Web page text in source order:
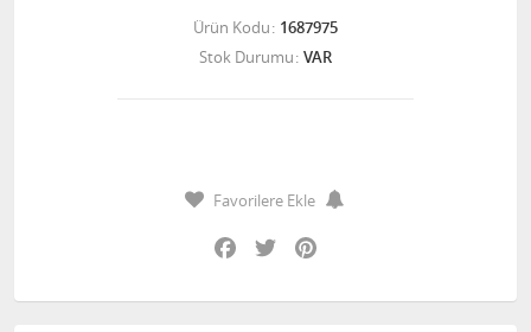
Ürün Kodu 1687975
Stok Durumu VAR
Favorilere Ekle
Facebook
Twitter